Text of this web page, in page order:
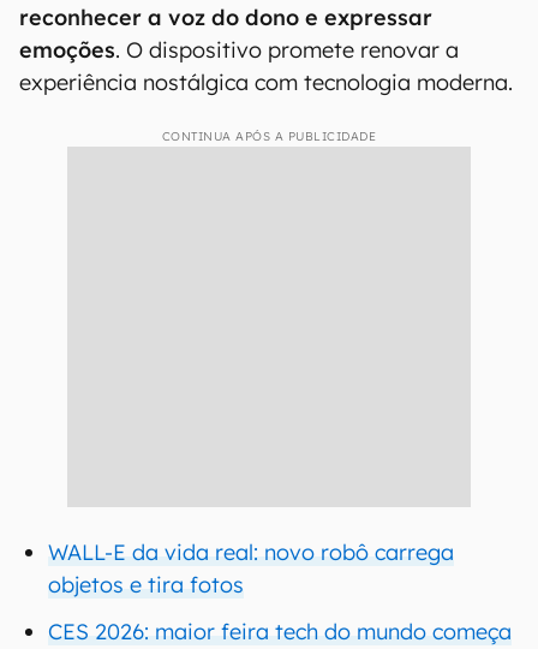
reconhecer a voz do dono e expressar
emoções. O dispositivo promete renovar a
experiência nostálgica com tecnologia moderna.
CONTINUA APÓS A PUBLICIDADE
WALL-E da vida real: novo robô carrega
objetos e tira fotos
CES 2026: maior feira tech do mundo começa